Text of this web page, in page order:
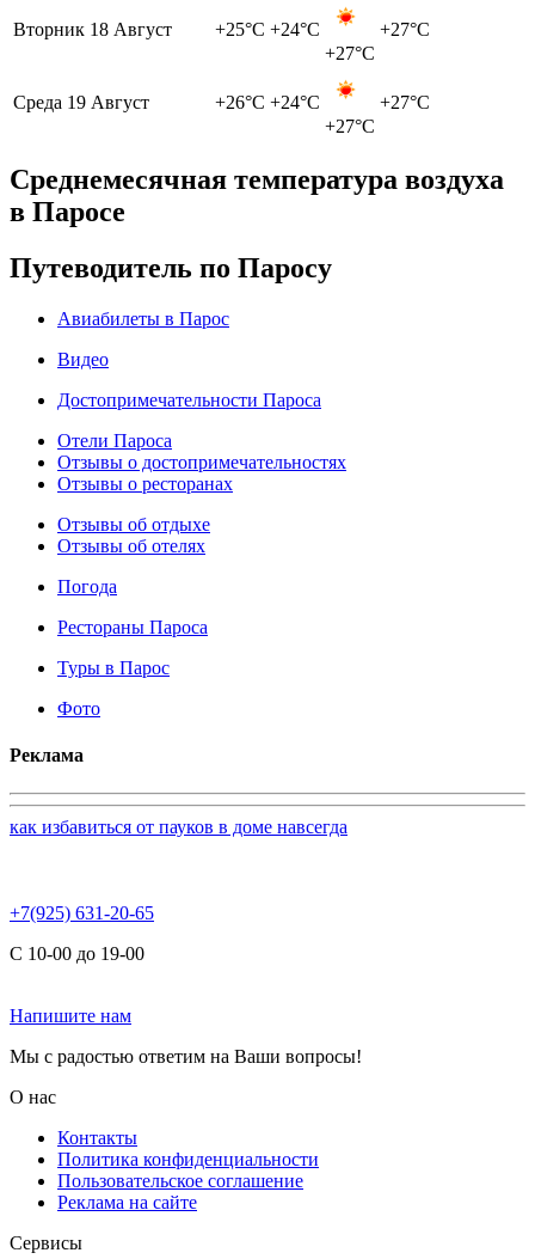
Вторник 18 Август +25°C +24°C
+27°C
+27°C
Среда 19 Август +26°C +24°C
+27°C
+27°C
Среднемесячная температура воздуха
в Паросе
Путеводитель по Паросу
Авиабилеты в Парос
Видео
Достопримечательности Пароса
Отели Пароса
Отзывы о достопримечательностях
Отзывы о ресторанах
Отзывы об отдыхе
Отзывы об отелях
Погода
Рестораны Пароса
Туры в Парос
Фото
Реклама
как избавиться от пауков в доме навсегда
+7(925) 631-20-65
С 10-00 до 19-00
Напишите нам
Мы с радостью ответим на Ваши вопросы!
О нас
Контакты
Политика конфиденциальности
Пользовательское соглашение
Реклама на сайте
Сервисы